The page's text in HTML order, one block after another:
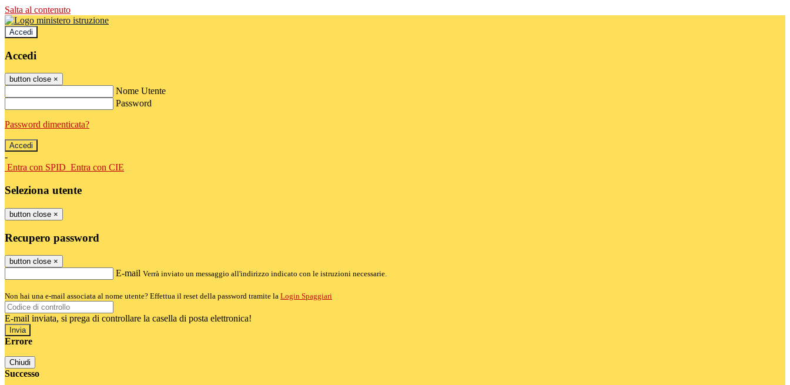
Salta al contenuto
Accedi
Accedi
button close ×
Nome Utente
Password
Password dimenticata?
-
Entra con SPID Entra con CIE
Seleziona utente
button close ×
Recupero password
button close ×
E-mail Verrà inviato un messaggio all'indirizzo indicato con le istruzioni necessarie.
Non hai una e-mail associata al nome utente? Effettua il reset della password tramite la Login Spaggiari
E-mail inviata, si prega di controllare la casella di posta elettronica!
Errore
Chiudi
Successo